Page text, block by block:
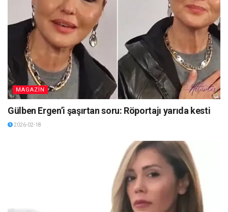
MAGAZİN
Gülben Ergen’i şaşırtan soru: Röportajı yarıda kesti
2026-02-18